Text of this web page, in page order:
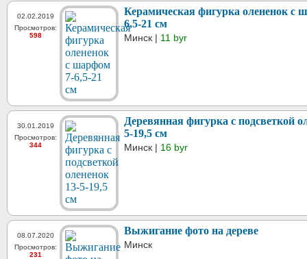
02.02.2019
Просмотров:
598
Керамическая фигурка олененок с
6,5-21 см
Минск | 11 byr
30.01.2019
Просмотров:
344
Деревянная фигурка с подсветкой
5-19,5 см
Минск | 16 byr
08.07.2020
Просмотров:
231
Выжигание фото на дереве
Минск